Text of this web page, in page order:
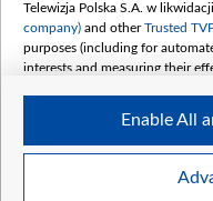
Telewizja Polska S.A. w likwidacji,
company) and otherTrusted
purposes (including for
interests and measuring their
The purposes of processing
follows:
Use limited data to select
Enable All